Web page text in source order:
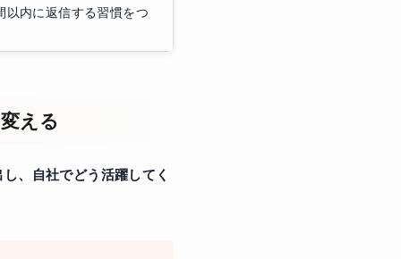
以内に返信する習慣をつ
える
、自社でどう活躍してく